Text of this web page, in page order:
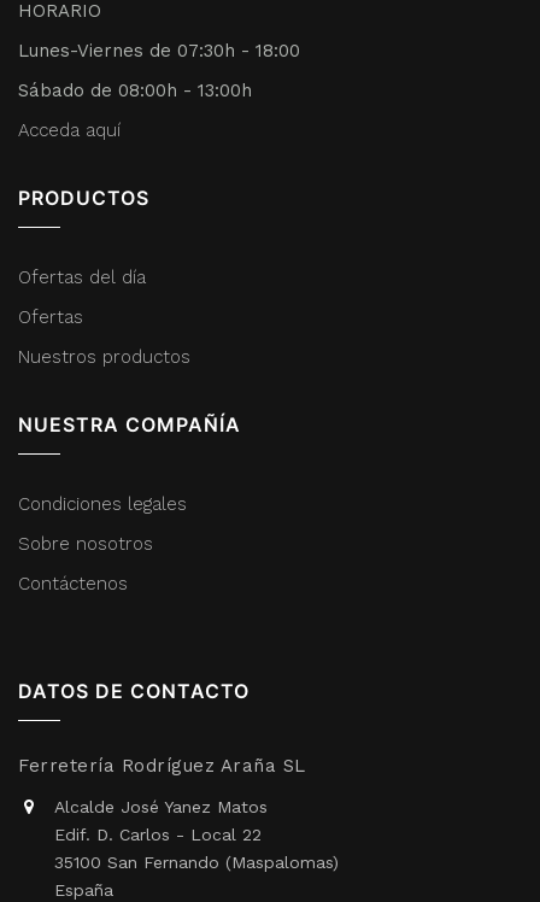
HORARIO
Lunes-Viernes de 07:30h - 18:00
Sábado de 08:00h - 13:00h
Acceda aquí
PRODUCTOS
Ofertas del día
Ofertas
Nuestros productos
NUESTRA COMPAÑÍA
Condiciones legales
Sobre nosotros
Contáctenos
DATOS DE CONTACTO
Ferretería Rodríguez Araña SL
Alcalde José Yanez Matos
Edif. D. Carlos - Local 22
35100 San Fernando (Maspalomas)
España